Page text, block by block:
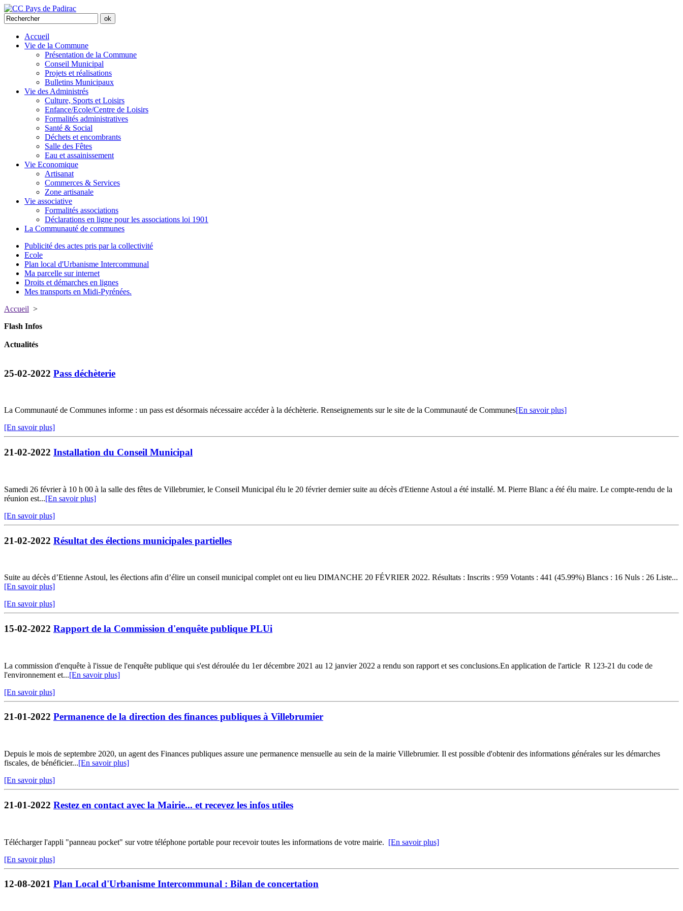
Accueil
Vie de la Commune
Présentation de la Commune
Conseil Municipal
Projets et réalisations
Bulletins Municipaux
Vie des Administrés
Culture, Sports et Loisirs
Enfance/Ecole/Centre de Loisirs
Formalités administratives
Santé & Social
Déchets et encombrants
Salle des Fêtes
Eau et assainissement
Vie Economique
Artisanat
Commerces & Services
Zone artisanale
Vie associative
Formalités associations
Déclarations en ligne pour les associations loi 1901
La Communauté de communes
Publicité des actes pris par la collectivité
Ecole
Plan local d'Urbanisme Intercommunal
Ma parcelle sur internet
Droits et démarches en lignes
Mes transports en Midi-Pyrénées.
Accueil >
Flash Infos
Actualités
25-02-2022 Pass déchèterie
La Communauté de Communes informe : un pass est désormais nécessaire accéder à la déchèterie. Renseignements sur le site de la Communauté de Communes[En savoir plus]
[En savoir plus]
21-02-2022 Installation du Conseil Municipal
Samedi 26 février à 10 h 00 à la salle des fêtes de Villebrumier, le Conseil Municipal élu le 20 février dernier suite au décès d'Etienne Astoul a été installé. M. Pierre Blanc a été élu maire. Le compte-rendu de la
réunion est...[En savoir plus]
[En savoir plus]
21-02-2022 Résultat des élections municipales partielles
Suite au décès d’Etienne Astoul, les élections afin d’élire un conseil municipal complet ont eu lieu DIMANCHE 20 FÉVRIER 2022. Résultats : Inscrits : 959 Votants : 441 (45.99%) Blancs : 16 Nuls : 26 Liste...
[En savoir plus]
[En savoir plus]
15-02-2022 Rapport de la Commission d'enquête publique PLUi
La commission d'enquête à l'issue de l'enquête publique qui s'est déroulée du 1er décembre 2021 au 12 janvier 2022 a rendu son rapport et ses conclusions.En application de l'article R 123-21 du code de
l'environnement et...[En savoir plus]
[En savoir plus]
21-01-2022 Permanence de la direction des finances publiques à Villebrumier
Depuis le mois de septembre 2020, un agent des Finances publiques assure une permanence mensuelle au sein de la mairie Villebrumier. Il est possible d'obtenir des informations générales sur les démarches
fiscales, de bénéficier...[En savoir plus]
[En savoir plus]
21-01-2022 Restez en contact avec la Mairie... et recevez les infos utiles
Télécharger l'appli "panneau pocket" sur votre téléphone portable pour recevoir toutes les informations de votre mairie. [En savoir plus]
[En savoir plus]
12-08-2021 Plan Local d'Urbanisme Intercommunal : Bilan de concertation